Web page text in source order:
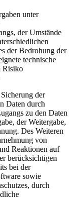
unter
der Umstände
der Bedrohung der
technische
Risiko
der
Daten durch
zu den Daten
der Weitergabe,
Des Weiteren
von
Reaktionen auf
berücksichtigen
bei der
sowie
durch